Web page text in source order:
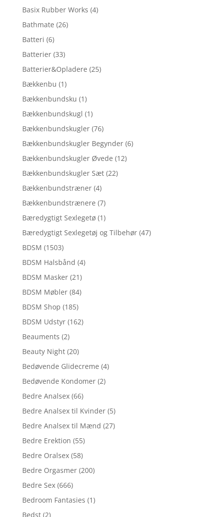
Basix Rubber Works (4)
Bathmate (26)
Batteri (6)
Batterier (33)
Batterier&Opladere (25)
Bækkenbu (1)
Bækkenbundsku (1)
Bækkenbundskugl (1)
Bækkenbundskugler (76)
Bækkenbundskugler Begynder (6)
Bækkenbundskugler Øvede (12)
Bækkenbundskugler Sæt (22)
Bækkenbundstræner (4)
Bækkenbundstrænere (7)
Bæredygtigt Sexlegetø (1)
Bæredygtigt Sexlegetøj og Tilbehør (47)
BDSM (1503)
BDSM Halsbånd (4)
BDSM Masker (21)
BDSM Møbler (84)
BDSM Shop (185)
BDSM Udstyr (162)
Beauments (2)
Beauty Night (20)
Bedøvende Glidecreme (4)
Bedøvende Kondomer (2)
Bedre Analsex (66)
Bedre Analsex til Kvinder (5)
Bedre Analsex til Mænd (27)
Bedre Erektion (55)
Bedre Oralsex (58)
Bedre Orgasmer (200)
Bedre Sex (666)
Bedroom Fantasies (1)
Bedst (2)